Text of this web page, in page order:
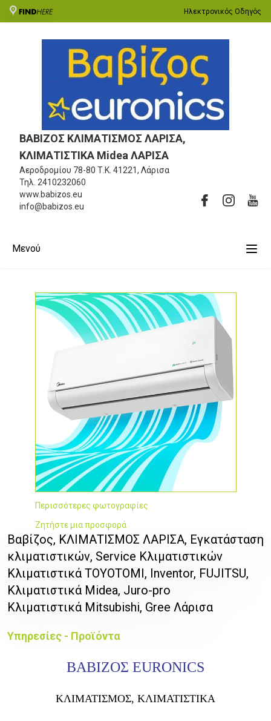
Ηλεκτρονικός Οδηγός
ΒΑΒΙΖΟΣ ΚΛΙΜΑΤΙΣΜΟΣ ΛΑΡΙΣΑ,
ΚΛΙΜΑΤΙΣΤΙΚΑ Midea ΛΑΡΙΣΑ
Αεροδρομίου 78-80 Τ.Κ. 41221, Λάρισα
Τηλ. 2410232060
www.babizos.eu
info@babizos.eu
Μενού
Περισσότερες φωτογραφίες
Ζητήστε μια προσφορά
Βαβίζος, ΚΛΙΜΑΤΙΣΜΟΣ ΛΑΡΙΣΑ, Εγκατάσταση
κλιματιστικών, Service Κλιματιστικών
Κλιματιστικά TOYOTOMI, Inventor, FUJITSU,
Κλιματιστικά Midea, Juro-pro
Κλιματιστικά Mitsubishi, Gree Λάρισα
Υπηρεσίες - Προϊόντα
ΒΑΒΙΖΟΣ EURONICS
ΚΛΙΜΑΤΙΣΜΟΣ, ΚΛΙΜΑΤΙΣΤΙΚΑ